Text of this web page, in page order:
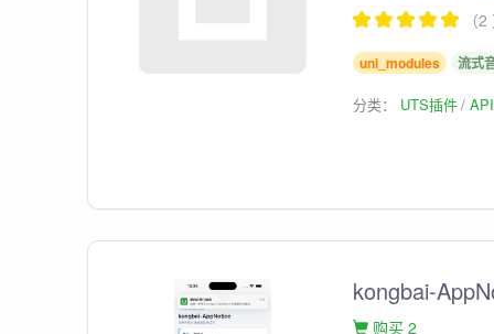
（
uni_modules 流式
分类： UTS插件
kongbai-
购买 2